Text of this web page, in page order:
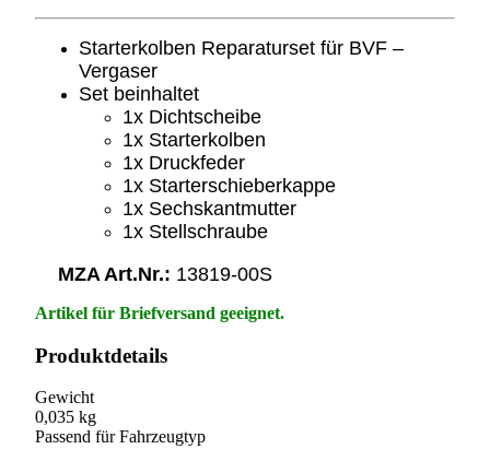
Starterkolben Reparaturset für BVF –
Vergaser
Set beinhaltet
1x Dichtscheibe
1x Starterkolben
1x Druckfeder
1x Starterschieberkappe
1x Sechskantmutter
1x Stellschraube
MZA Art.Nr.: 13819-00S
Artikel für Briefversand geeignet.
Produktdetails
Gewicht
0,035 kg
Passend für Fahrzeugtyp